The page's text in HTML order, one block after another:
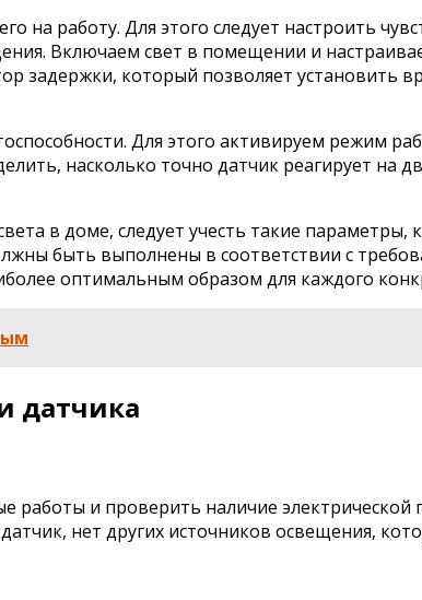
на работу. Для этого следует настроить
Включаем свет в помещении и
задержки, который позволяет установить
Для этого активируем режим
насколько точно датчик реагирует на
в доме, следует учесть такие
быть выполнены в соответствии с
оптимальным образом для каждого
датчика
и проверить наличие электрической
нет других источников освещения,